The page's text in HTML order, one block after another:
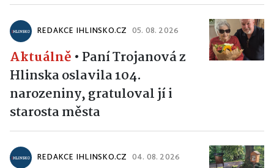
REDAKCE IHLINSKO.CZ 05. 08. 2026
Aktuálně • Paní Trojanová z
Hlinska oslavila 104.
narozeniny, gratuloval jí i
starosta města
REDAKCE IHLINSKO.CZ 04. 08. 2026